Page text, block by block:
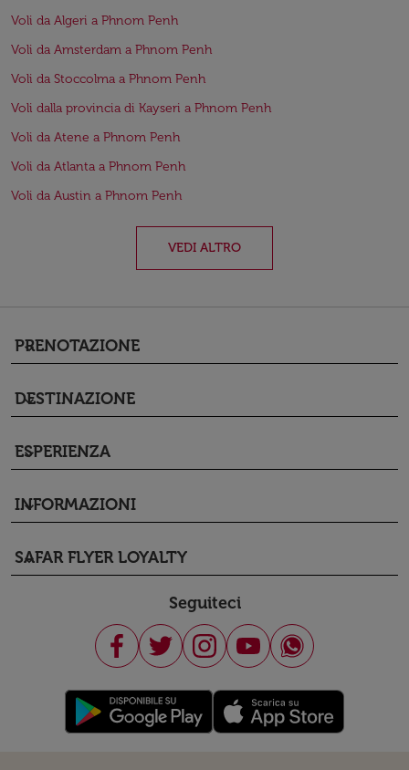
Voli da Algeri a Phnom Penh
Voli da Amsterdam a Phnom Penh
Voli da Stoccolma a Phnom Penh
Voli dalla provincia di Kayseri a Phnom Penh
Voli da Atene a Phnom Penh
Voli da Atlanta a Phnom Penh
Voli da Austin a Phnom Penh
VEDI ALTRO
PRENOTAZIONE
keyboard_arrow_down
DESTINAZIONE
keyboard_arrow_down
ESPERIENZA
keyboard_arrow_down
INFORMAZIONI
keyboard_arrow_down
SAFAR FLYER LOYALTY
keyboard_arrow_down
Seguiteci